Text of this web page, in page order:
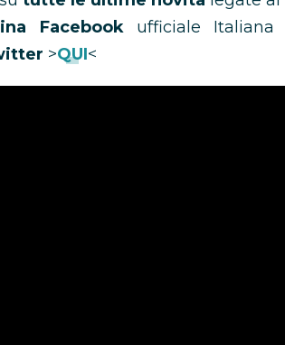
Facebookufficiale Italiana
>QUI<